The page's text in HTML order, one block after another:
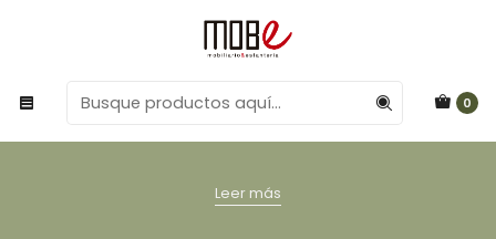
0
Leer más